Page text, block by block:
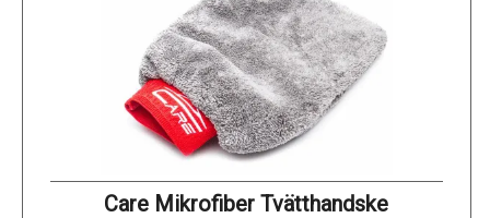
Care Mikrofiber Tvätthandske